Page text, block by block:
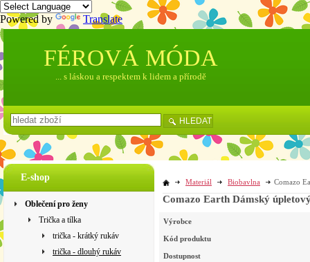
Powered by Translate
E-shop
Oblečení pro ženy
Trička a tílka
trička - krátký rukáv
trička - dlouhý rukáv
Materiál Biobavlna Comazo
Comazo Earth Dámský
Výrobce
Kód produktu
Dostupnost
FÉROVÁ MÓDA
... s láskou a respektem k lidem a přírodě
HLEDAT